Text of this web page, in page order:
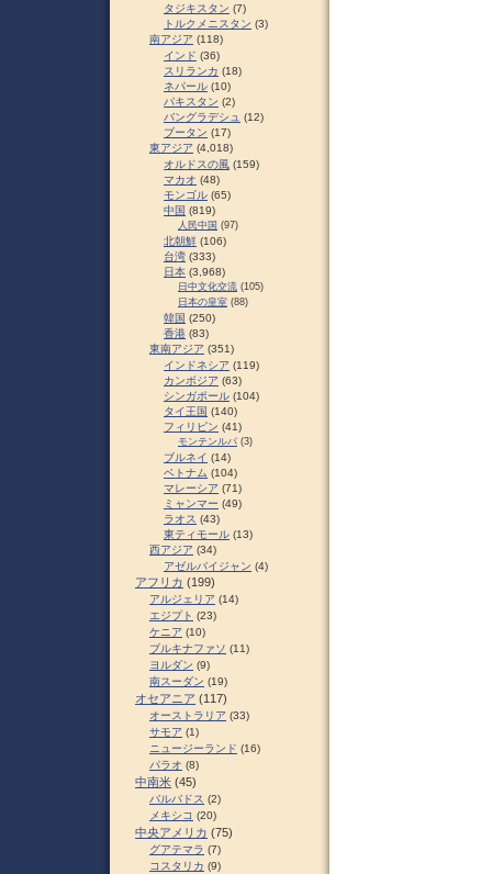
タジキスタン (7)
トルクメニスタン (3)
南アジア (118)
インド (36)
スリランカ (18)
ネパール (10)
パキスタン (2)
バングラデシュ (12)
ブータン (17)
東アジア (4,018)
オルドスの風 (159)
マカオ (48)
モンゴル (65)
中国 (819)
人民中国 (97)
北朝鮮 (106)
台湾 (333)
日本 (3,968)
日中文化交流 (105)
日本の皇室 (88)
韓国 (250)
香港 (83)
東南アジア (351)
インドネシア (119)
カンボジア (63)
シンガポール (104)
タイ王国 (140)
フィリピン (41)
モンテンルパ (3)
ブルネイ (14)
ベトナム (104)
マレーシア (71)
ミャンマー (49)
ラオス (43)
東ティモール (13)
西アジア (34)
アゼルバイジャン (4)
アフリカ (199)
アルジェリア (14)
エジプト (23)
ケニア (10)
ブルキナファソ (11)
ヨルダン (9)
南スーダン (19)
オセアニア (117)
オーストラリア (33)
サモア (1)
ニュージーランド (16)
パラオ (8)
中南米 (45)
バルバドス (2)
メキシコ (20)
中央アメリカ (75)
グアテマラ (7)
コスタリカ (9)